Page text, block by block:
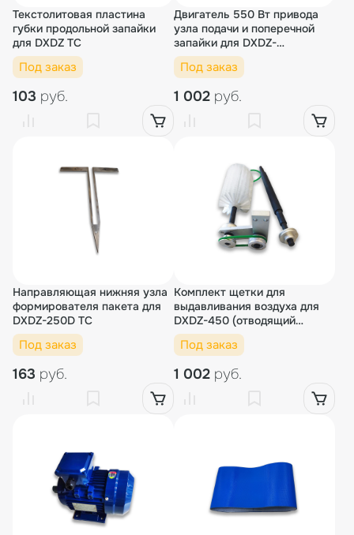
Текстолитовая пластина
губки продольной запайки
для DXDZ TC
Под заказ
103 руб.
Двигатель 550 Вт привода
узла подачи и поперечной
запайки для DXDZ-
250B/450B TC
Под заказ
1 002 руб.
Направляющая нижняя узла
формирователя пакета для
DXDZ-250D TC
Под заказ
163 руб.
Комплект щетки для
выдавливания воздуха для
DXDZ-450 (отводящий
транспортер)
Под заказ
1 002 руб.